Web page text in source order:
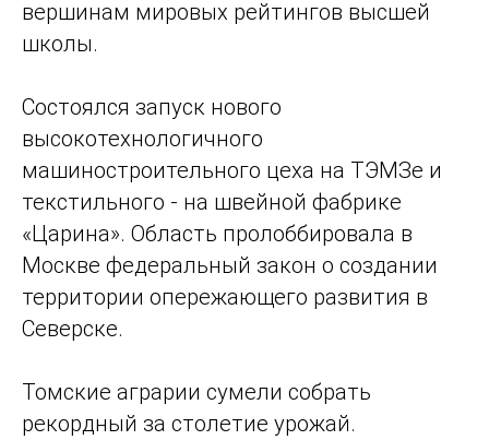
вершинам мировых рейтингов высшей
школы.
Состоялся запуск нового
высокотехнологичного
машиностроительного цеха на ТЭМЗе и
текстильного - на швейной фабрике
«Царина». Область пролоббировала в
Москве федеральный закон о создании
территории опережающего развития в
Северске.
Томские аграрии сумели собрать
рекордный за столетие урожай.